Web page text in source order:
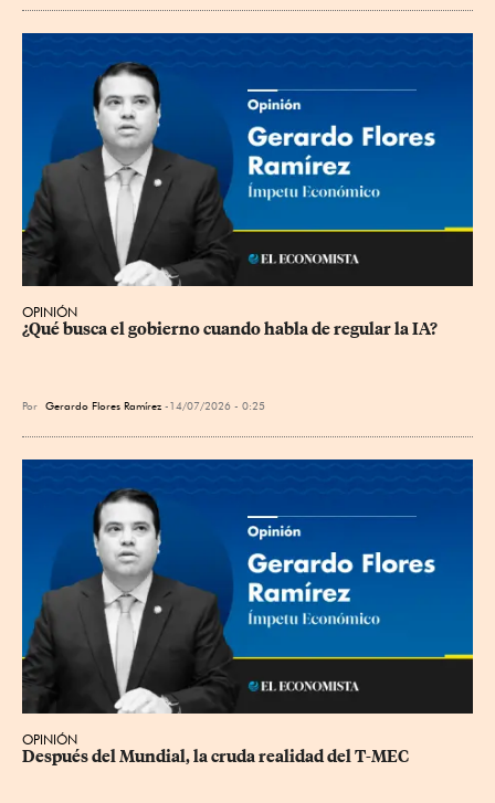
OPINIÓN
¿Qué busca el gobierno cuando habla de regular la IA?
Por Gerardo Flores Ramírez 14/07/2026 - 0:25
OPINIÓN
Después del Mundial, la cruda realidad del T-MEC